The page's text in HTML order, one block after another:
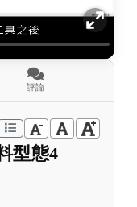
評論
型態4